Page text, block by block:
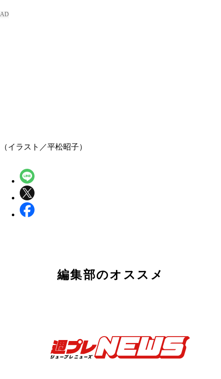
（イラスト／平松昭子）
編集部のオススメ